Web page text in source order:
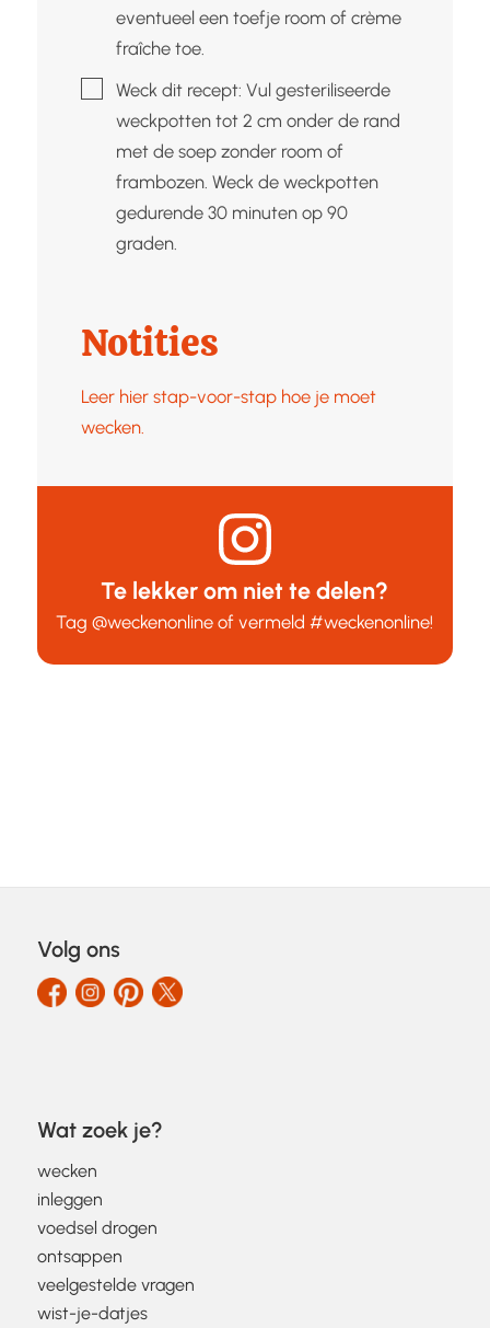
eventueel een toefje room of crème
fraîche toe.
▢Weck dit recept: Vul gesteriliseerde
weckpotten tot 2 cm onder de rand
met de soep zonder room of
frambozen. Weck de weckpotten
gedurende 30 minuten op 90
graden.
Notities
Leer hier stap-voor-stap hoe je moet
wecken.
Te lekker om niet te delen?
Tag@weckenonline of vermeld#weckenonline!
Volg ons
Wat zoek je?
wecken
inleggen
voedsel drogen
ontsappen
veelgestelde vragen
wist-je-datjes